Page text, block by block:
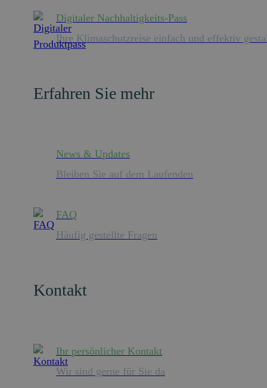
Digitaler Nachhaltigkeits-Pass
Ihre Klimaschutzreise einfach und effektiv
Erfahren Sie mehr
News & Updates
Bleiben Sie auf dem Laufenden
FAQ
Häufig gestellte Fragen
Kontakt
Ihr persönlicher Kontakt
Wir sind gerne für Sie da